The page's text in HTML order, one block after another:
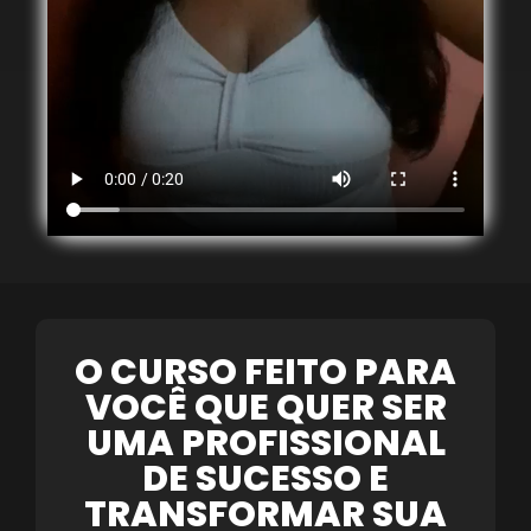
O CURSO FEITO PARA
VOCÊ QUE QUER SER
UMA PROFISSIONAL
DE SUCESSO E
TRANSFORMAR SUA